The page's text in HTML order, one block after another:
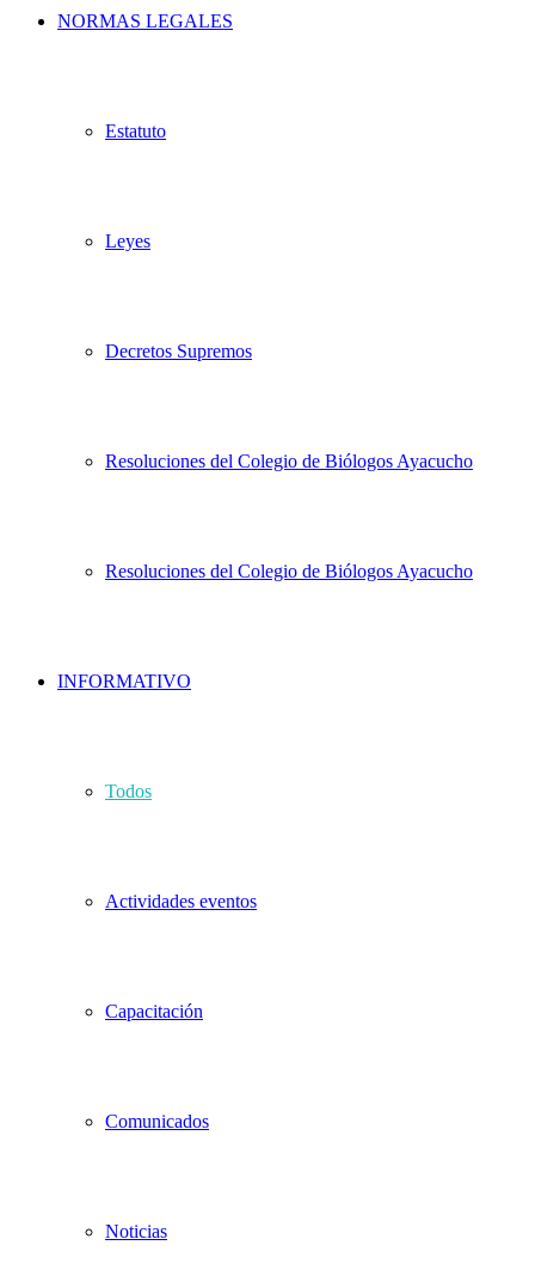
NORMAS LEGALES
Estatuto
Leyes
Decretos Supremos
Resoluciones del Colegio de Biólogos Ayacucho
Resoluciones del Colegio de Biólogos Ayacucho
INFORMATIVO
Todos
Actividades eventos
Capacitación
Comunicados
Noticias